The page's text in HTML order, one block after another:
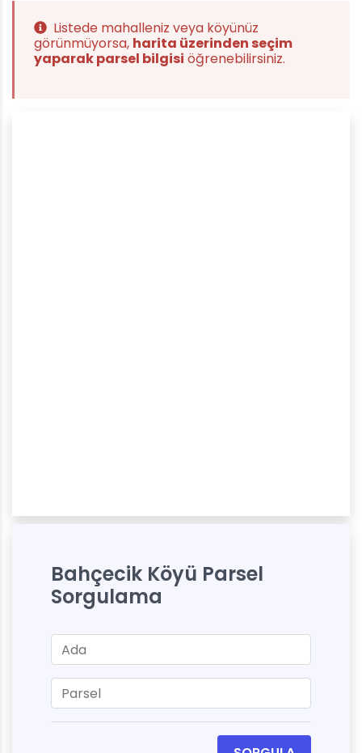
Listede mahalleniz veya köyünüz
görünmüyorsa, harita üzerinden seçim
yaparak parsel bilgisi öğrenebilirsiniz.
Bahçecik Köyü Parsel
Sorgulama